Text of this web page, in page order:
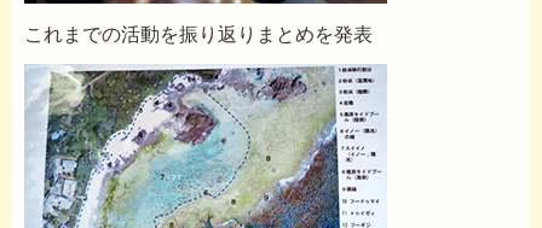
これまでの活動を振り返りまとめを発表